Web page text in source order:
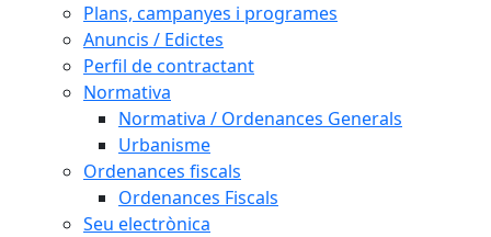
Plans, campanyes i programes
Anuncis / Edictes
Perfil de contractant
Normativa
Normativa / Ordenances Generals
Urbanisme
Ordenances fiscals
Ordenances Fiscals
Seu electrònica